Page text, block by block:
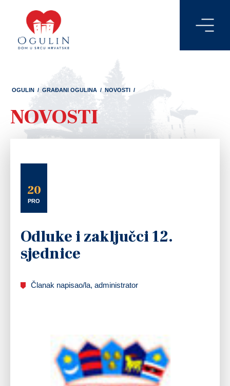
OGULIN / GRAĐANI OGULINA / NOVOSTI /
NOVOSTI
20
PRO
Odluke i zaključci 12.
sjednice
Članak napisao/la, administrator